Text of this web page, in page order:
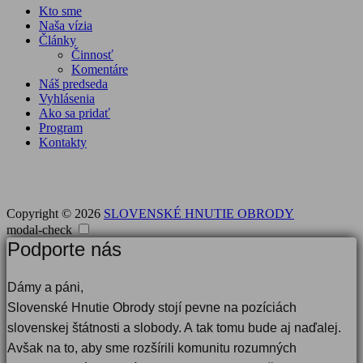
Kto sme
Naša vízia
Články
Činnosť
Komentáre
Náš predseda
Vyhlásenia
Ako sa pridať
Program
Kontakty
Copyright © 2026 SLOVENSKÉ HNUTIE OBRODY
modal-check
Podporte nás
Dámy a páni,
Slovenské Hnutie Obrody stojí pevne na pozíciách
slovenskej štátnosti a slobody. A tak tomu bude aj naďalej.
Avšak na to, aby sme rozšírili komunitu rozumných